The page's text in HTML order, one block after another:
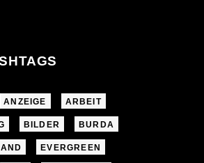
ANZEIGE ARBEIT
BILDER BURDA
EVERGREEN